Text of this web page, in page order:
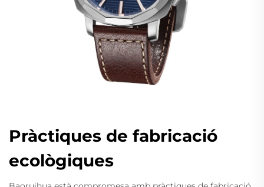
Pràctiques de fabricació
ecològiques